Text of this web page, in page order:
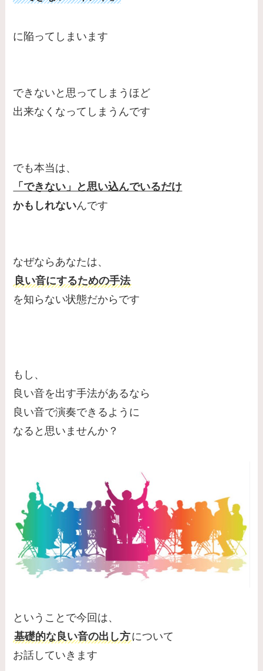
に陥ってしまいます
できないと思ってしまうほど
出来なくなってしまうんです
でも本当は、
「できない」と思い込んでいるだけ
かもしれないんです
なぜならあなたは、
良い音にするための手法
を知らない状態だからです
もし、
良い音を出す手法があるなら
良い音で演奏できるように
なると思いませんか？
ということで今回は、
基礎的な良い音の出し方について
お話していきます